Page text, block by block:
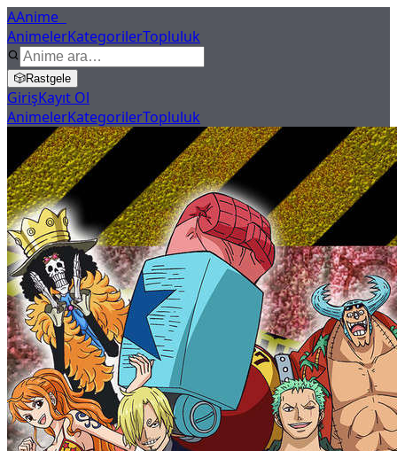
AAnime
AnimelerKategorilerTopluluk
🎲Rastgele
GirişKayıt Ol
AnimelerKategorilerTopluluk